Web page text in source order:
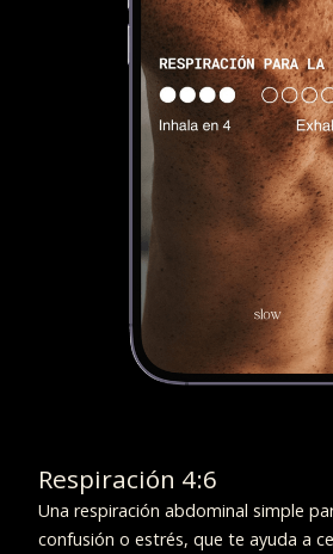
Respiración 4:6
Una respiración abdominal simple
confusión o estrés, que te ayuda a